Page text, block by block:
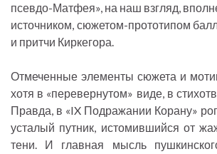
псевдо-Матфея», на наш взгляд,
источником, сюжетом-прототипом
и притчи Киркегора.
Отмеченные элементы сюжета и
хотя в «перевернутом» виде, в
Правда, в «IX Подражании Корану»
усталый путник, истомившийся от
тени. И главная мысль